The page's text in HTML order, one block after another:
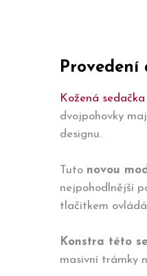
Provedení
Kožená sedačka
dvojpohovky
designu.
Tuto novou
nejpohodlnější
tlačítkem
Konstra této
masivní trámky